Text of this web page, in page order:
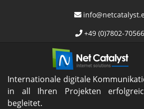
+49 (0)7802-
Internationale digitale
in all Ihren Projekten
begleitet.